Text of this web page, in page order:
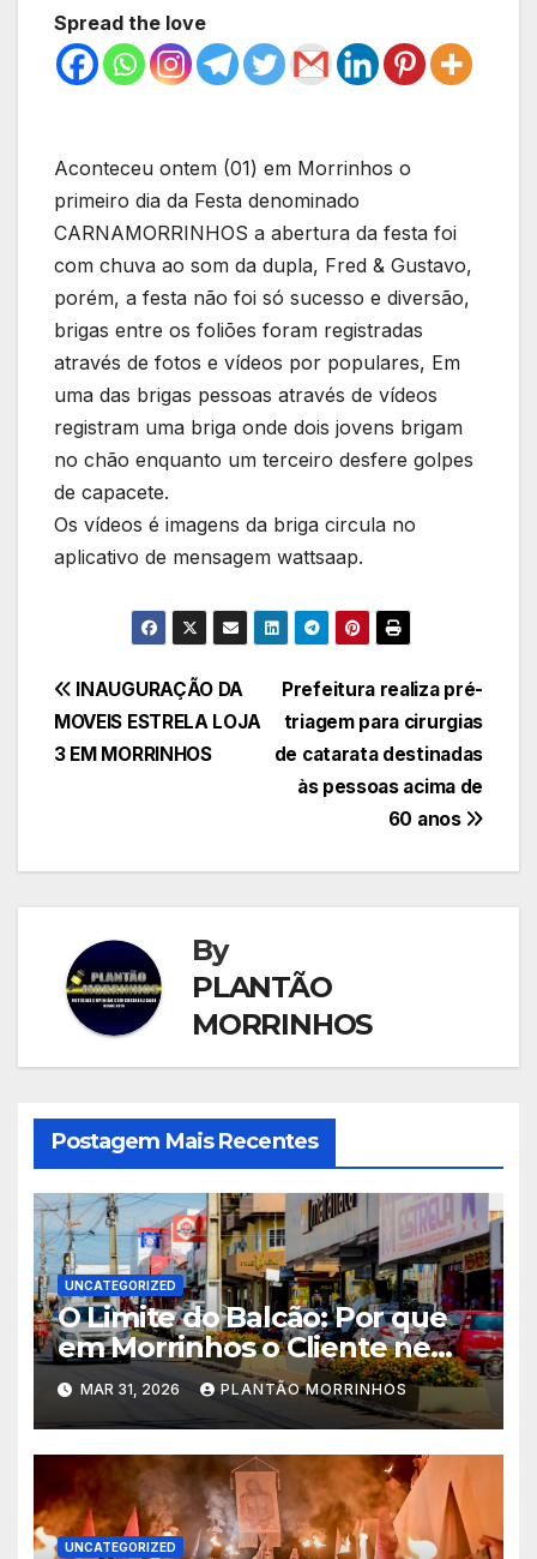
Spread the love
Aconteceu ontem (01) em Morrinhos o
primeiro dia da Festa denominado
CARNAMORRINHOS a abertura da festa foi
com chuva ao som da dupla, Fred & Gustavo,
porém, a festa não foi só sucesso e diversão,
brigas entre os foliões foram registradas
através de fotos e vídeos por populares, Em
uma das brigas pessoas através de vídeos
registram uma briga onde dois jovens brigam
no chão enquanto um terceiro desfere golpes
de capacete.
Os vídeos é imagens da briga circula no
aplicativo de mensagem wattsaap.
Navegação
de
Prefeitura realiza pré-
triagem para cirurgias
de catarata destinadas
às pessoas acima de
60 anos
INAUGURAÇÃO DA
MOVEIS ESTRELA LOJA
3 EM MORRINHOS
By
PLANTÃO
MORRINHOS
Postagem Mais Recentes
UNCATEGORIZED
O Limite do Balcão: Por que
em Morrinhos o Cliente nem
Sempre tem Razão
MAR 31, 2026 PLANTÃO MORRINHOS
UNCATEGORIZED